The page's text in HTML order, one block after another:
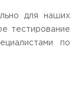
для наших
тестирование
по